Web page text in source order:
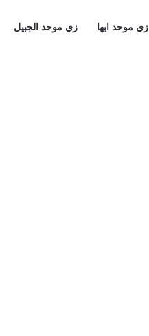
زي موحد ابها زي موحد الجبيل